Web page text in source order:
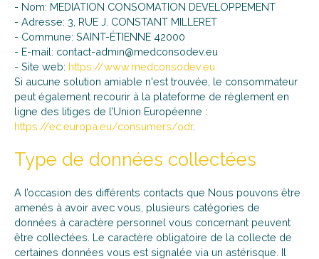
- Nom: MEDIATION CONSOMATION DEVELOPPEMENT
- Adresse: 3, RUE J. CONSTANT MILLERET
- Commune: SAINT-ÉTIENNE 42000
- E-mail: contact-admin@medconsodev.eu
- Site web: https://www.medconsodev.eu
Si aucune solution amiable n'est trouvée, le consommateur
peut également recourir à la plateforme de règlement en
ligne des litiges de l’Union Européenne :
https://ec.europa.eu/consumers/odr.
Type de données collectées
A l’occasion des différents contacts que Nous pouvons être
amenés à avoir avec vous, plusieurs catégories de
données à caractère personnel vous concernant peuvent
être collectées. Le caractère obligatoire de la collecte de
certaines données vous est signalée via un astérisque. Il